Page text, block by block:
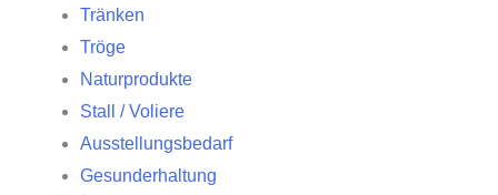
Tränken
Tröge
Naturprodukte
Stall / Voliere
Ausstellungsbedarf
Gesunderhaltung